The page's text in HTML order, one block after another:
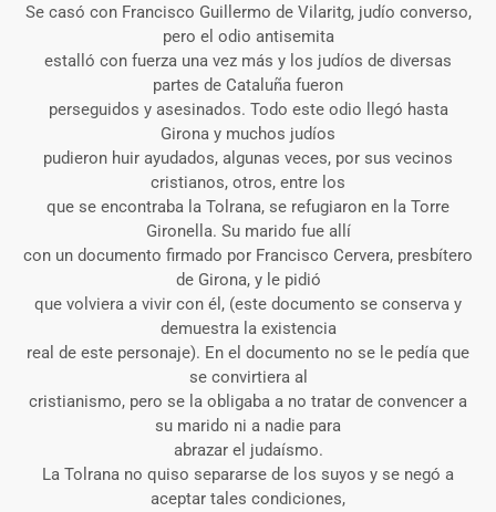
Se casó con Francisco Guillermo de Vilaritg, judío converso,
pero el odio antisemita
estalló con fuerza una vez más y los judíos de diversas
partes de Cataluña fueron
perseguidos y asesinados. Todo este odio llegó hasta
Girona y muchos judíos
pudieron huir ayudados, algunas veces, por sus vecinos
cristianos, otros, entre los
que se encontraba la Tolrana, se refugiaron en la Torre
Gironella. Su marido fue allí
con un documento firmado por Francisco Cervera, presbítero
de Girona, y le pidió
que volviera a vivir con él, (este documento se conserva y
demuestra la existencia
real de este personaje). En el documento no se le pedía que
se convirtiera al
cristianismo, pero se la obligaba a no tratar de convencer a
su marido ni a nadie para
abrazar el judaísmo.
La Tolrana no quiso separarse de los suyos y se negó a
aceptar tales condiciones,